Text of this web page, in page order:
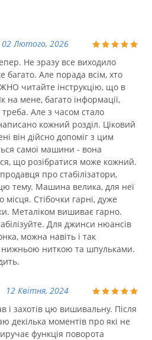
02 Лютого, 2026
Не зразу все виходило
Але порада всім, хто
читайте інструкцію, що в
на мене, багато інформації,
треба. Але з часом стало
кожний розділ. Ціковий
він дійсно допоміг з цим
самої машини - вона
що розібратися може кожний.
про стабілізатори,
тему. Машина велика, для неї
місця. Стібочки гарні, дуже
Металіком вишиває гарно.
Для джинси нюансів
можна навіть і так
нижньою ниткою та шпульками.
12 Квітня, 2024
і захотів цю вишивальну. Після
декілька моментів про які не
функція поворота